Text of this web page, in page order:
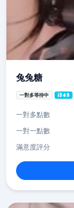
兔兔糖
一對多等待中 i349
一對多點數
一對一點數
滿意度評分